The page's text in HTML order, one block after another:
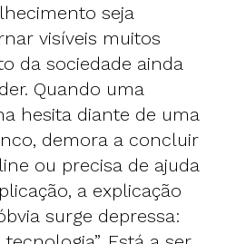
seja
visíveis muitos
da sociedade ainda
Quando uma
hesita diante de uma
demora a concluir
ou precisa de ajuda
a explicação
surge depressa: